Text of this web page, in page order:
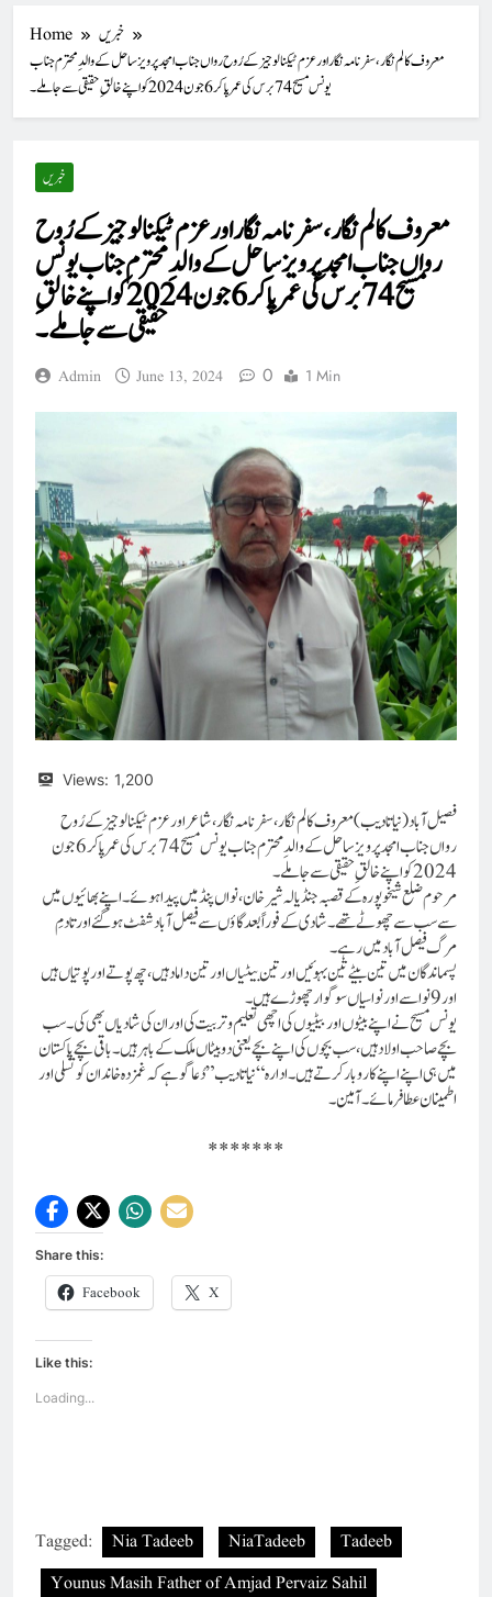
Home
خبریں
معروف کالم نگار،سفر نامہ نگار اور عزم ٹیکنالوجیز کے رُوح رواں جناب امجد پرویز ساحل کے والدِ محترم جناب
یونس مسیح 74برس کی عمر پا کر 6جون 2024 کو اپنے خالقِ حقیقی سے جا ملے۔
خبریں
معروف کالم نگار،سفر نامہ نگار اور عزم ٹیکنالوجیز کے رُوح
رواں جناب امجد پرویز ساحل کے والدِ محترم جناب یونس
مسیح 74برس کی عمر پا کر 6جون 2024 کو اپنے خالقِ
حقیقی سے جا ملے۔
Admin June 13, 2024 0 1 Min
Views: 1,200
فصیل آباد (نیاتادیب) معروف کالم نگار،سفر نامہ نگار ، شاعر اور عزم ٹیکنالوجیز کے رُوح
رواں جناب امجد پرویز ساحل کے والدِ محترم جناب یونس مسیح 74برس کی عمر پا کر 6جون
2024 کو اپنے خالقِ حقیقی سے جا ملے۔
مرحوم ضلع شیخوپورہ کے قصبہ جنڈیالہ شیرخان ،نواں پنڈ میں پیدا ہوئے۔ اپنے بھائیوں میں
سے سب سے چھوٹے تھے۔شادی کے فوراً بعد گاؤں سے فیصل آباد شفٹ ہوگئے اور تادمِ
مرگ فیصل آباد میں رہے۔
پسماندگان میں تین بیٹےتین بہوئیں اور تین بیٹیاں اور تین داماد ہیں، چھ پوتے اور پوتیاں ہیں
اور 9نواسے اور نواسیاں سوگوار چھوڑے ہیں۔
یونس مسیح نے اپنے بیٹوں اوربیٹیوں کی اچھی تعلیم و تربیت کی اور ان کی شادیاں بھی کی۔سب
بچےصاحب اولاد ہیں، سب بچوں کی اپنے بچے یعنی دوبیٹاں ملک کے باہر ہیں۔ باقی بچے پاکستان
میں ہی اپنے اپنے کاروبار کرتے ہیں۔ ادارہ “نیاتادیب” دُعا گو ہے کہ غمزدہ خاندان کو تسلی اور
اطمینان عطا فرمائے۔آمین۔
*******
Share this:
Facebook X
Like this:
Loading...
Tagged: Nia Tadeeb NiaTadeeb
Tadeeb
Younus Masih Father of Amjad Pervaiz Sahil